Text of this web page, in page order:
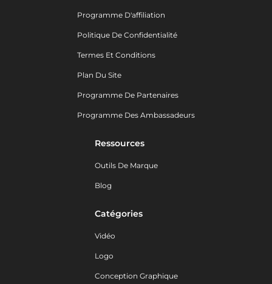
Programme D'affiliation
Politique De Confidentialité
Termes Et Conditions
Plan Du Site
Programme De Partenaires
Programme Des Ambassadeurs
Ressources
Outils De Marque
Blog
Catégories
Vidéo
Logo
Conception Graphique